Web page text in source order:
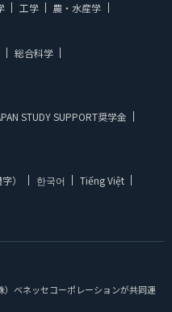
工学
農・水産学
総合科学
STUDY SUPPORT奨学金
） 한국어
Tiếng Việt
ベネッセコーポレーションが共同運